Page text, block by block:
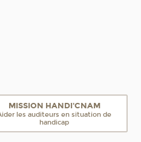
MISSION HANDI'CNAM
les auditeurs en situation de
handicap